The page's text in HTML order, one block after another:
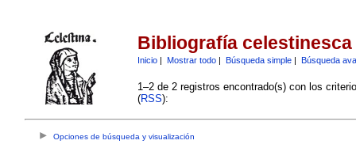
Bibliografía celestinesca
Inicio| Mostrar todo| Búsqueda simple| Búsqueda
1–2 de 2 registros encontrado(s) con los
(RSS):
Opciones de búsqueda y visualización